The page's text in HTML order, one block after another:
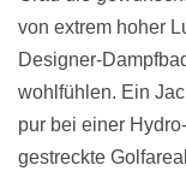
von extrem hoher
Designer-
wohlfühlen. Ein
pur bei einer
gestreckte